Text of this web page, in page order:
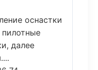
оснастки
далее